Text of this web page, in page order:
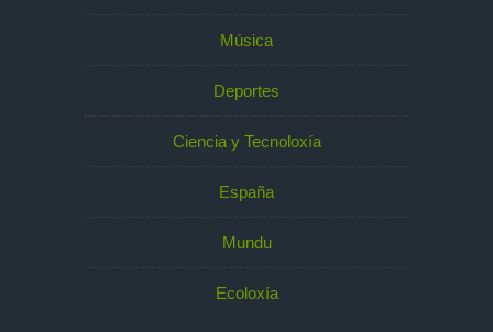
Música
Deportes
Ciencia y Tecnoloxía
España
Mundu
Ecoloxía